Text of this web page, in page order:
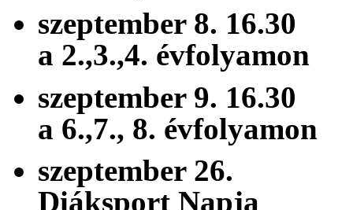
szeptember 8.
a 2.,3.,4. évfolyamon
szeptember 9.
a 6.,7., 8. évfolyamon
szeptember
Diáksport Napja